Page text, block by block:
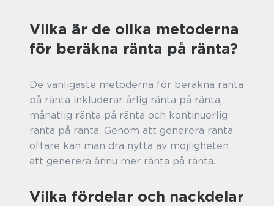
Vilka är de olika metoderna
för beräkna ränta på ränta?
De vanligaste metoderna för beräkna ränta
på ränta inkluderar årlig ränta på ränta,
månatlig ränta på ränta och kontinuerlig
ränta på ränta. Genom att generera ränta
oftare kan man dra nytta av möjligheten
att generera ännu mer ränta på ränta.
Vilka fördelar och nackdelar